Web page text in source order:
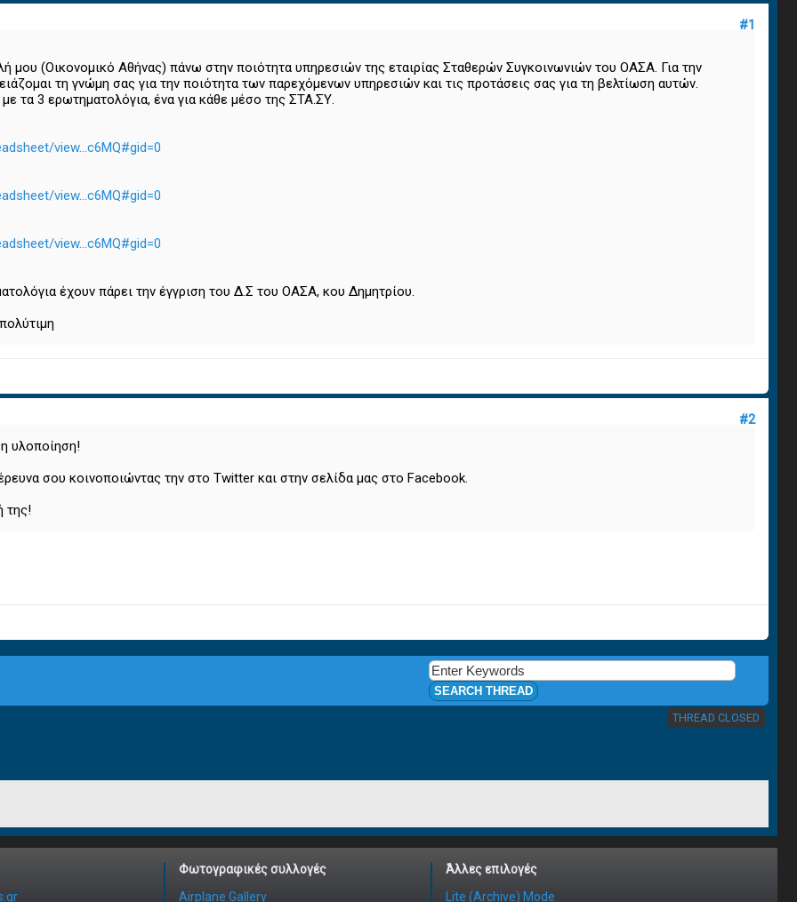
#1
μου (Οικονομικό Αθήνας) πάνω στην ποιότητα υπηρεσιών της εταιρίας Σταθερών Συγκοινωνιών του ΟΑΣΑ. Για την
τη γνώμη σας για την ποιότητα των παρεχόμενων υπηρεσιών και τις προτάσεις σας για τη βελτίωση αυτών.
τα 3 ερωτηματολόγια, ένα για κάθε μέσο της ΣΤΑ.ΣΥ.
view...c6MQ#gid=0
view...c6MQ#gid=0
view...c6MQ#gid=0
έχουν πάρει την έγγριση του Δ.Σ του ΟΑΣΑ, κου Δημητρίου.
#2
υλοποίηση!
σου κοινοποιώντας την στο Twitter και στην σελίδα μας στο Facebook.
της!
THREAD CLOSED
Φωτογραφικές συλλογές
Airplane Gallery
Άλλες επιλογές
Lite (Archive) Mode